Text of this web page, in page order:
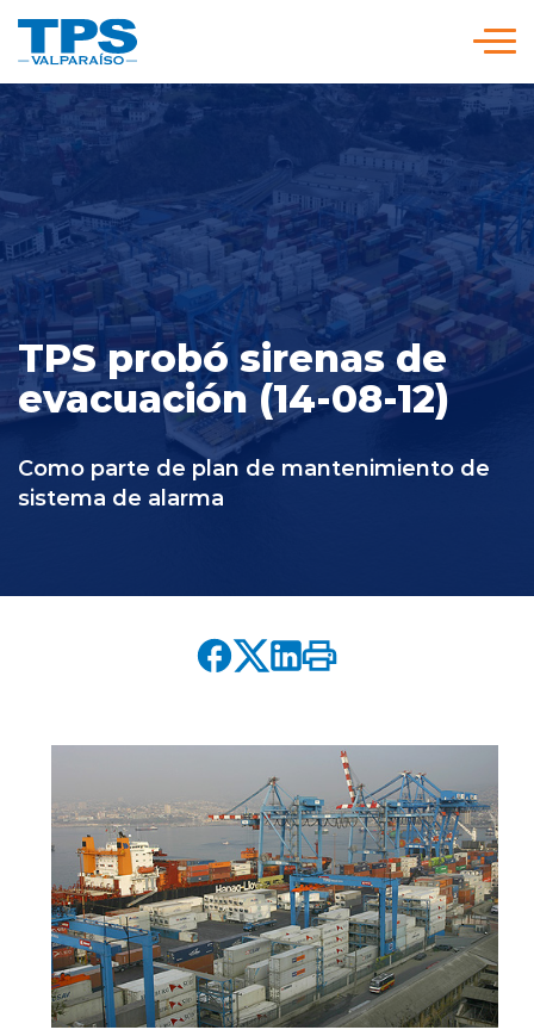
Somos TPS
Nuestra Visión Estratégica
Servicios y Tarifas
Políticas y Procedimientos
TPS probó sirenas de
evacuación (14-08-12)
Como parte de plan de mantenimiento de
sistema de alarma